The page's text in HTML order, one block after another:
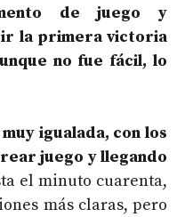
de juego y
la primera victoria
no fue fácil, lo
igualada, con los
juego y llegando
el minuto cuarenta,
más claras, pero